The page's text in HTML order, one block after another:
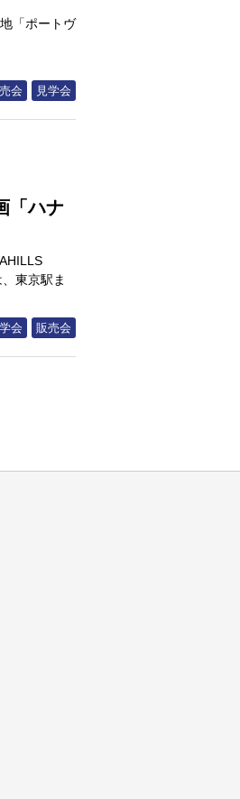
「ポートヴ
会 見学会
「ハナ
東京駅ま
会 販売会